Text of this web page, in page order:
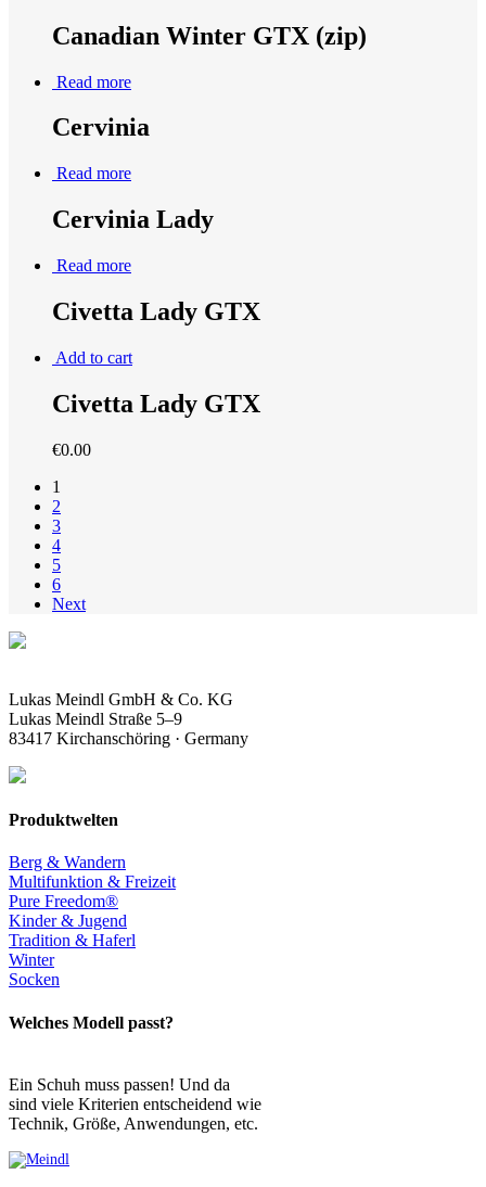
Canadian Winter GTX (zip)
Read more
Cervinia
Read more
Cervinia Lady
Read more
Civetta Lady GTX
Add to cart
Civetta Lady GTX
€0.00
1
2
3
4
5
6
Next
Lukas Meindl GmbH & Co. KG
Lukas Meindl Straße 5–9
83417 Kirchanschöring · Germany
Produktwelten
Berg & Wandern
Multifunktion & Freizeit
Pure Freedom®
Kinder & Jugend
Tradition & Haferl
Winter
Socken
Welches Modell passt?
Ein Schuh muss passen! Und da
sind viele Kriterien entscheidend wie
Technik, Größe, Anwendungen, etc.